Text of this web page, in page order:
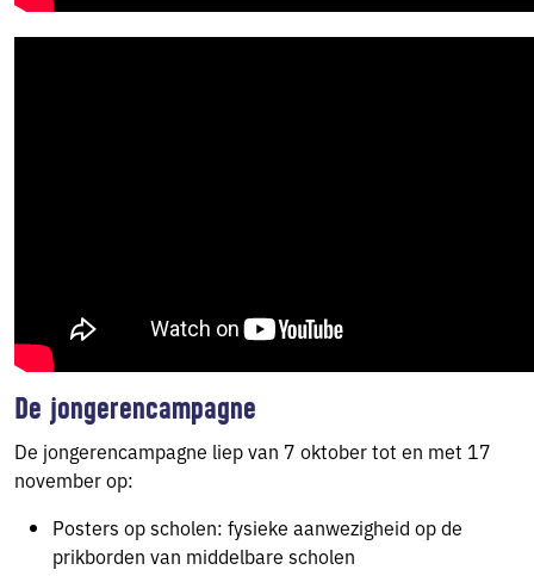
De jongerencampagne
De jongerencampagne liep van 7 oktober tot en met 17
november op:
Posters op scholen: fysieke aanwezigheid op de
prikborden van middelbare scholen